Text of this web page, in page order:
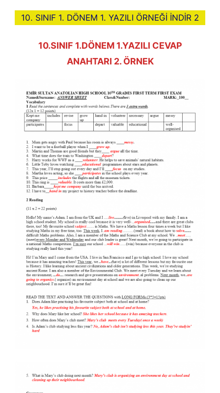
10. SINIF 1. DÖNEM 1. YAZILI ÖRNEĞİ İNDİR 2
10.SINIF 1.DÖNEM 1.YAZILI CEVAP
ANAHTARI 2. ÖRNEK